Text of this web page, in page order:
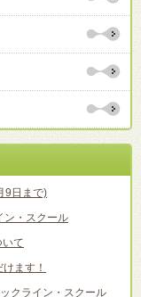
9日まで)
ン・スクール
いて
ます！
クライン・スクール